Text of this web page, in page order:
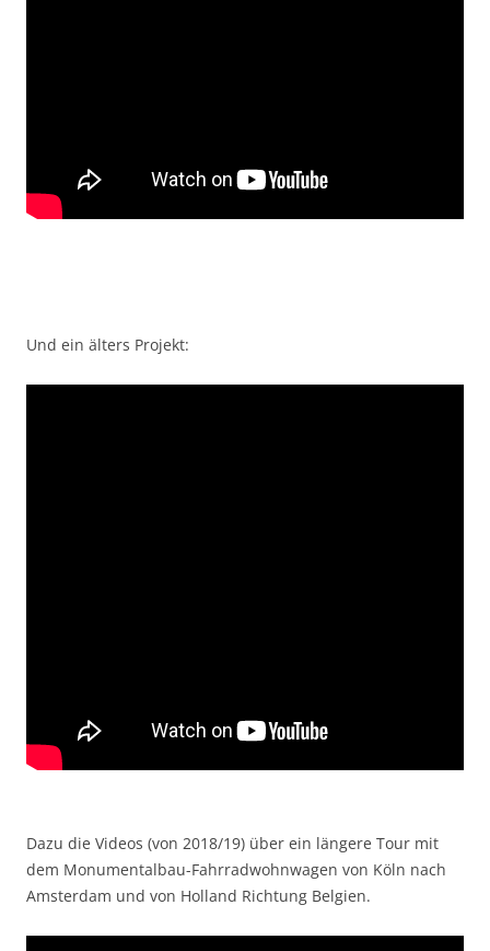
Und ein älters Projekt:
Dazu die Videos (von 2018/19) über ein längere Tour mit
dem Monumentalbau-Fahrradwohnwagen von Köln nach
Amsterdam und von Holland Richtung Belgien.